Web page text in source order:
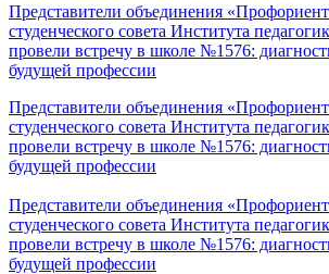
Представители объединения
студенческого совета Института
провели встречу в школе №1576:
будущей профессии
Представители объединения
студенческого совета Института
провели встречу в школе №1576:
будущей профессии
Представители объединения
студенческого совета Института
провели встречу в школе №1576:
будущей профессии